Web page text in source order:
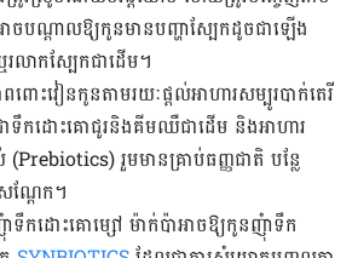
ច​បណ្តាល​ឱ្យកូនមានបញ្ហាស្បែកដូចជា​ឡើង​
លាកស្បែកជាដើម។
ោះវៀនកូនតាមរយៈផ្តល់អាហារសម្បូរបាក់តេរី
ទឹកដោះគោជូរ​និងគីមឈឺជាដើម និងអាហារ
រួមមានគ្រាប់​ធញ្ញជាតិ បន្លែ
ណ្តែក។
កដោះគោម្សៅ ម៉ាក់ប៉ាអាចឱ្យកូនញុំាទឹក